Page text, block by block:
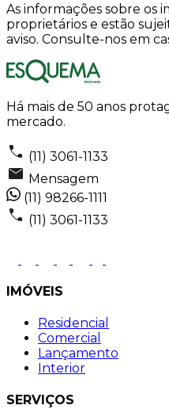
As informações sobre os
proprietários e estão
aviso. Consulte-nos em
Há mais de 50 anos
mercado.
(11) 3061-1133
Mensagem
(11) 98266-1111
(11) 3061-1133
IMÓVEIS
Residencial
Comercial
Lançamento
Interior
SERVIÇOS